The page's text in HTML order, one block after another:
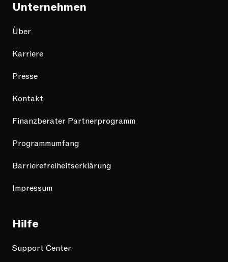
Unternehmen
Über
Karriere
Presse
Kontakt
Finanzberater Partnerprogramm
Programmumfang
Barrierefreiheitserklärung
Impressum
Hilfe
Support Center